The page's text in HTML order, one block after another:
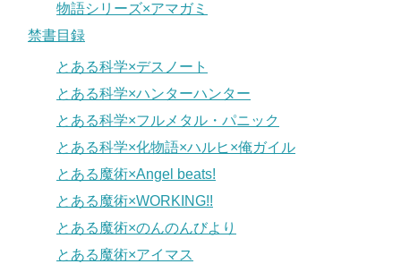
物語シリーズ×アマガミ
禁書目録
とある科学×デスノート
とある科学×ハンターハンター
とある科学×フルメタル・パニック
とある科学×化物語×ハルヒ×俺ガイル
とある魔術×Angel beats!
とある魔術×WORKING!!
とある魔術×のんのんびより
とある魔術×アイマス